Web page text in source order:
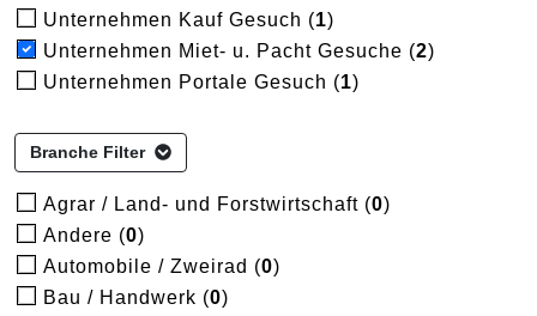
Unternehmen Kauf Gesuch (1)
Unternehmen Miet- u. Pacht Gesuche (2)
Unternehmen Portale Gesuch (1)
Branche Filter
Agrar / Land- und Forstwirtschaft (0)
Andere (0)
Automobile / Zweirad (0)
Bau / Handwerk (0)